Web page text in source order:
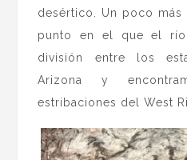
desértico. Un poco más
punto en el que el río
división entre los
Arizona y
estribaciones del West